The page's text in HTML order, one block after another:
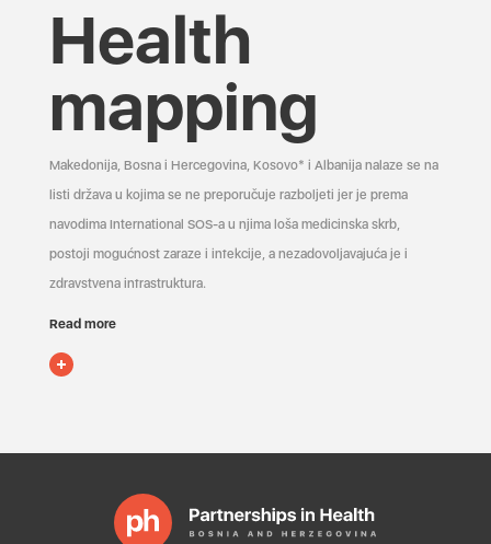
Health
mapping
Makedonija, Bosna i Hercegovina, Kosovo* i Albanija nalaze se na
listi država u kojima se ne preporučuje razboljeti jer je prema
navodima International SOS-a u njima loša medicinska skrb,
postoji mogućnost zaraze i infekcije, a nezadovoljavajuća je i
zdravstvena infrastruktura.
Read more